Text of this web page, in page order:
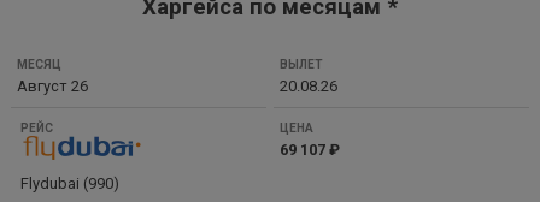
Харгейса по месяцам *
МЕСЯЦ
ВЫЛЕТ
РЕЙС
Август 26 20.08.26
Flydubai (990)
69 107 ₽